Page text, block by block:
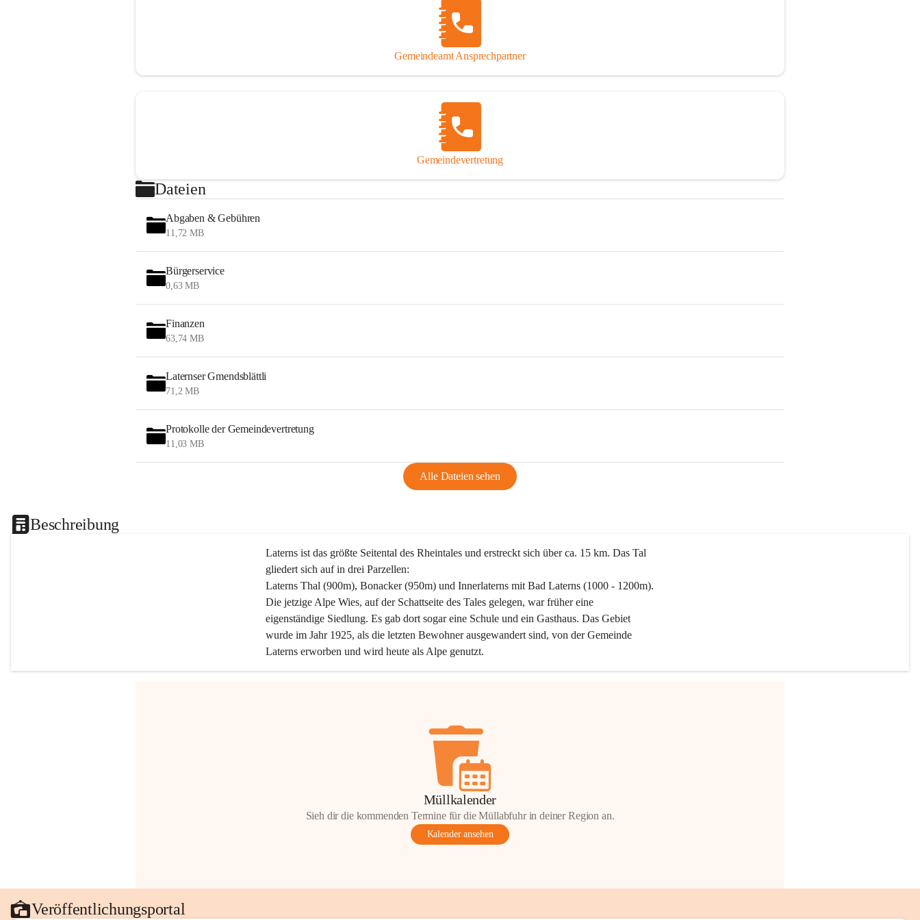
Gemeindeamt Ansprechpartner
Gemeindevertretung
Dateien
Abgaben & Gebühren
11,72 MB
Bürgerservice
0,63 MB
Finanzen
63,74 MB
Laternser Gmendsblättli
71,2 MB
Protokolle der Gemeindevertretung
11,03 MB
Alle Dateien sehen
Beschreibung
Laterns ist das größte Seitental des Rheintales und erstreckt sich über ca. 15 km. Das Tal
gliedert sich auf in drei Parzellen:
Laterns Thal (900m), Bonacker (950m) und Innerlaterns mit Bad Laterns (1000 - 1200m).
Die jetzige Alpe Wies, auf der Schattseite des Tales gelegen, war früher eine
eigenständige Siedlung. Es gab dort sogar eine Schule und ein Gasthaus. Das Gebiet
wurde im Jahr 1925, als die letzten Bewohner ausgewandert sind, von der Gemeinde
Laterns erworben und wird heute als Alpe genutzt.
Müllkalender
Sieh dir die kommenden Termine für die Müllabfuhr in deiner Region an.
Kalender ansehen
Veröffentlichungsportal